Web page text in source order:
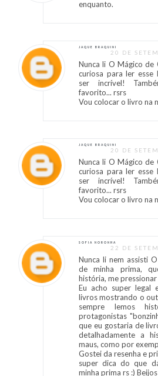
enquanto.
JAQUE BRAQUINI
20 DE
Nunca li O Mágico de
curiosa para ler
ser incrível!
favorito... rsrs
Vou colocar o livro na
JAQUE BRAQUINI
20 DE
Nunca li O Mágico de
curiosa para ler
ser incrível!
favorito... rsrs
Vou colocar o livro na
SOFIA NORONHA
22 DE
Nunca li nem assisti
de minha prima,
história, me
Eu acho super legal
livros mostrando o
sempre lemos
protagonistas
que eu gostaria de
detalhadamente a
maus, como por
Gostei da resenha e
super dica do que
minha prima rs :) Beijos